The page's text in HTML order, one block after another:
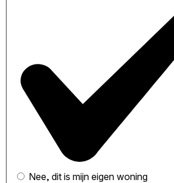
Nee, dit is mijn eigen woning